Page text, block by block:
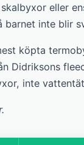
eller
barnet inte blir
köpta
Didriksons
inte